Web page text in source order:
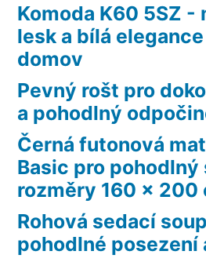
Komoda K60 5SZ -
lesk a bílá
domov
Pevný rošt pro
a pohodlný
Černá futonová
Basic pro pohodlný
rozměry 160 x 200
Rohová sedací
pohodlné posezení